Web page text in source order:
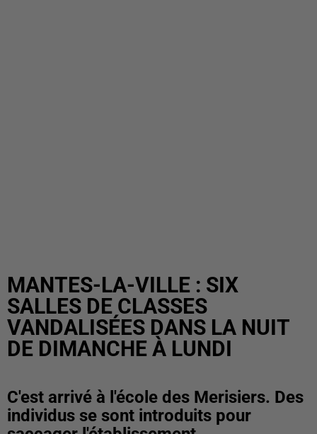
MANTES-LA-VILLE : SIX
SALLES DE CLASSES
VANDALISÉES DANS LA NUIT
DE DIMANCHE À LUNDI
C'est arrivé à l'école des Merisiers. Des
individus se sont introduits pour